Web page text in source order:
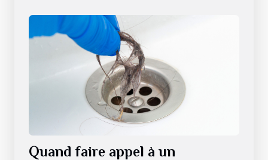
Quand faire appel à un